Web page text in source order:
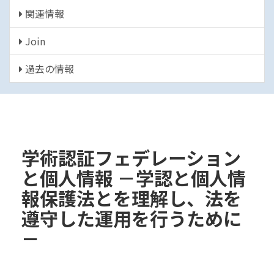
関連情報
Join
過去の情報
学術認証フェデレーション
と個人情報 －学認と個人情
報保護法とを理解し、法を
遵守した運用を行うために
－